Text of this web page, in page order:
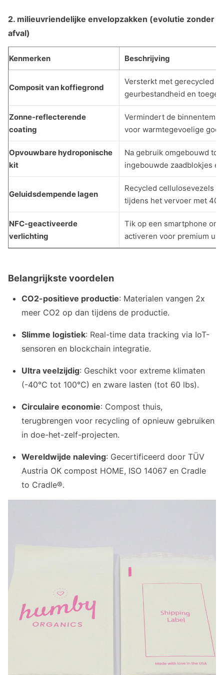
2. milieuvriendelijke envelopzakken (evolutie zonder
afval)
Kenmerken Beschrijving
Composit van koffiegrond
Versterkt met gerecycled
geurbestandheid en
Zonne-reflecterende
coating
Vermindert de
voor warmtegevoelige
Opvouwbare hydroponische
kit
Na gebruik omgebouwd
ingebouwde zaadblokjes
Geluidsdempende lagen
Recycled cellulosevezels
tijdens het vervoer met
NFC-geactiveerde
verlichting
Tik op een smartphone om
activeren voor premium
Belangrijkste voordelen
CO2-positieve productie: Materialen vangen 2x
meer CO2 op dan tijdens de productie.
Slimme logistiek: Real-time data tracking via IoT-
sensoren en blockchain integratie.
Ultra veelzijdig: Geschikt voor extreme klimaten
(-40°C tot 100°C) en zware lasten (tot 60 lbs).
Circulaire economie: Compost thuis,
terugbrengen voor recycling of opnieuw gebruiken
in doe-het-zelf-projecten.
Wereldwijde naleving: Gecertificeerd door TÜV
Austria OK compost HOME, ISO 14067 en Cradle
to Cradle®.